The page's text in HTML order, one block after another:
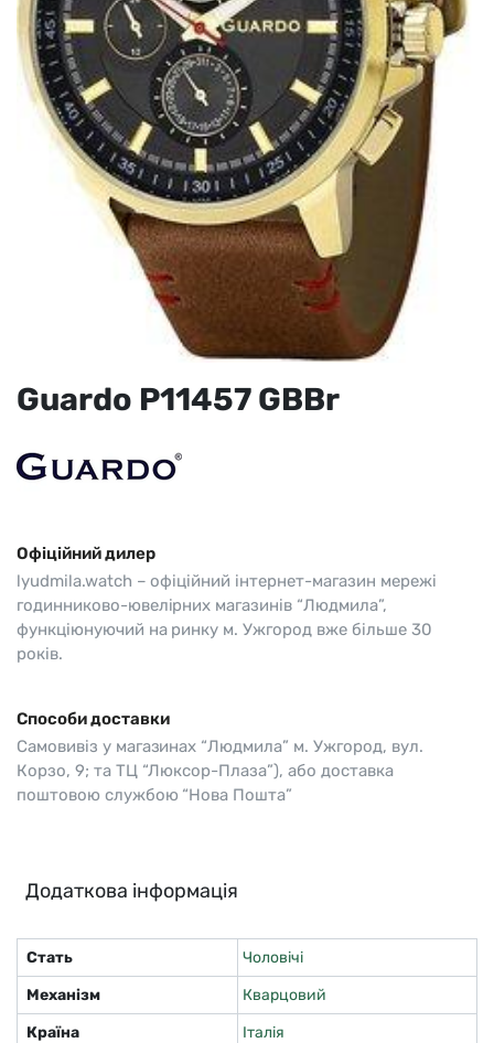
Guardo P11457 GBBr
Офіційний дилер
lyudmila.watch – офіційний інтернет-магазин мережі
годинниково-ювелірних магазинів “Людмила”,
функціюнуючий на ринку м. Ужгород вже більше 30
років.
Способи доставки
Самовивіз у магазинах “Людмила” м. Ужгород, вул.
Корзо, 9; та ТЦ “Люксор-Плаза”), або доставка
поштовою службою “Нова Пошта”
Додаткова інформація
Стать
Чоловічі
Механізм
Кварцовий
Країна
Італія